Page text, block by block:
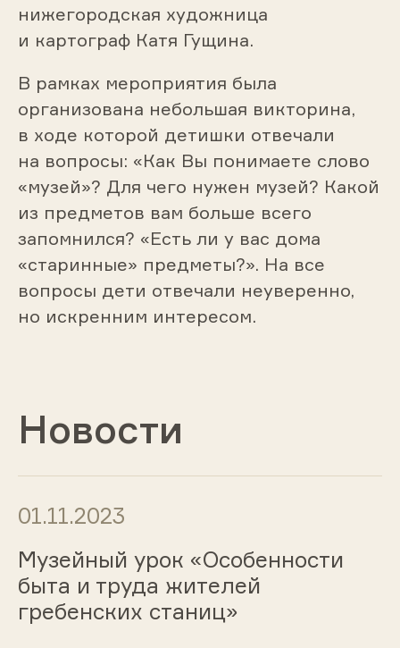
нижегородская художница
и картограф Катя Гущина.
В рамках мероприятия была
организована небольшая викторина,
в ходе которой детишки отвечали
на вопросы: «Как Вы понимаете слово
«музей»? Для чего нужен музей? Какой
из предметов вам больше всего
запомнился? «Есть ли у вас дома
«старинные» предметы?». На все
вопросы дети отвечали неуверенно,
но искренним интересом.
Новости
01.11.2023
Музейный урок «Особенности
быта и труда жителей
гребенских станиц»